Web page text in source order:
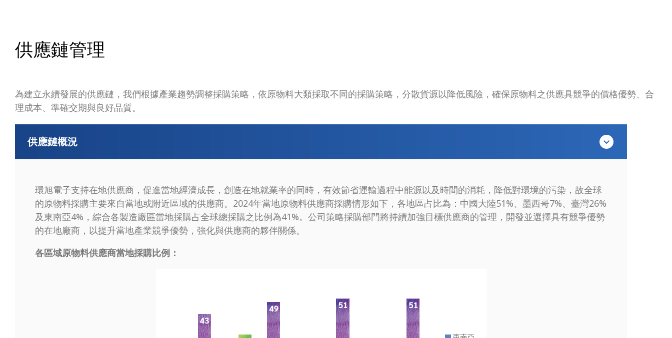
供應鏈管理
為建立永續發展的供應鏈，我們根據產業趨勢調整採購策略，依原物料大類採取不同的採購策略，分散貨源以降低風險，確保原物料之供應具競爭的價格優勢、合
理成本、準確交期與良好品質。
供應鏈概況
環旭電子支持在地供應商，促進當地經濟成長，創造在地就業率的同時，有效節省運輸過程中能源以及時間的消耗，降低對環境的污染，故全球
的原物料採購主要來自當地或附近區域的供應商。2024年當地原物料供應商採購情形如下，各地區占比為：中國大陸51%、墨西哥7%、臺灣26%
及東南亞4%，綜合各製造廠區當地採購占全球總採購之比例為41%。公司策略採購部門將持續加強目標供應商的管理，開發並選擇具有競爭優勢
的在地廠商，以提升當地產業競爭優勢，強化與供應商的夥伴關係。
各區域原物料供應商當地採購比例：